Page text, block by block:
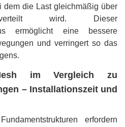
dem die Last gleichmäßig über
wird. Dieser
ermöglicht eine bessere
und verringert so das
im Vergleich zu
– Installationszeit und
erfordern